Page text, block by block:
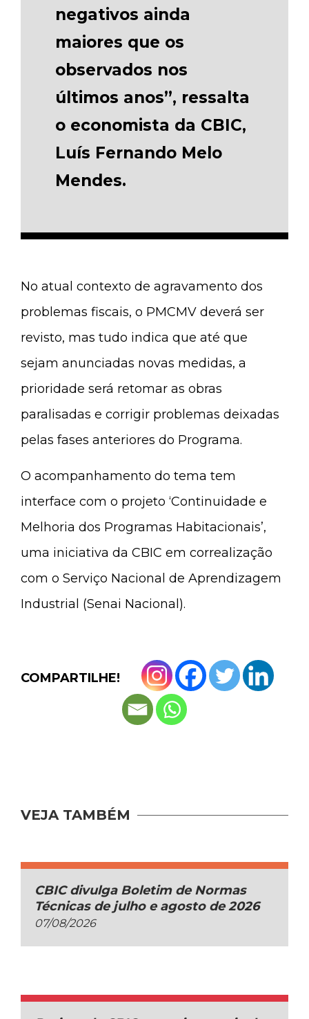
negativos ainda
maiores que os
observados nos
últimos anos”, ressalta
o economista da CBIC,
Luís Fernando Melo
Mendes.
No atual contexto de agravamento dos
problemas fiscais, o PMCMV deverá ser
revisto, mas tudo indica que até que
sejam anunciadas novas medidas, a
prioridade será retomar as obras
paralisadas e corrigir problemas deixadas
pelas fases anteriores do Programa.
O acompanhamento do tema tem
interface com o projeto ‘Continuidade e
Melhoria dos Programas Habitacionais’,
uma iniciativa da CBIC em correalização
com o Serviço Nacional de Aprendizagem
Industrial (Senai Nacional).
COMPARTILHE!
VEJA TAMBÉM
CBIC divulga Boletim de Normas
Técnicas de julho e agosto de 2026
07/08/2026